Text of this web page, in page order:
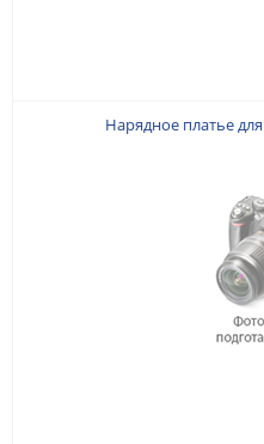
Нарядное платье